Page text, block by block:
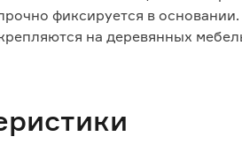
фиксируется в основании.
на деревянных
только после